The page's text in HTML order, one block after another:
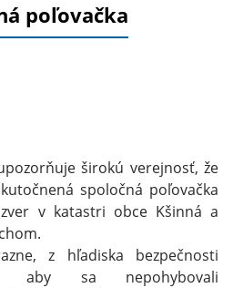
poľovačka
širokú verejnosť, že
spoločná poľovačka
v katastri obce Kšinná a
z hľadiska bezpečnosti
aby sa nepohybovali